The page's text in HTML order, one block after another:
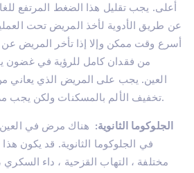
أعلى. يجب تقليل هذا الضغط المرتفع
عن طريق الأدوية لأخذ المريض تحت
أسرع وقت ممكن وإلا إذا تأخر المريض عن
من فقدان كامل للرؤية في غضون
العين. يجب على المريض الذي يعاني
تخفيف الألم بالمسكنات ولكن يجب مراجعة الطبيب على الفور.
الجلوكوما الثانوية: هناك مرض في
في الجلوكوما الثانوية. قد يكون
مختلفة ، التهاب القزحية ، داء